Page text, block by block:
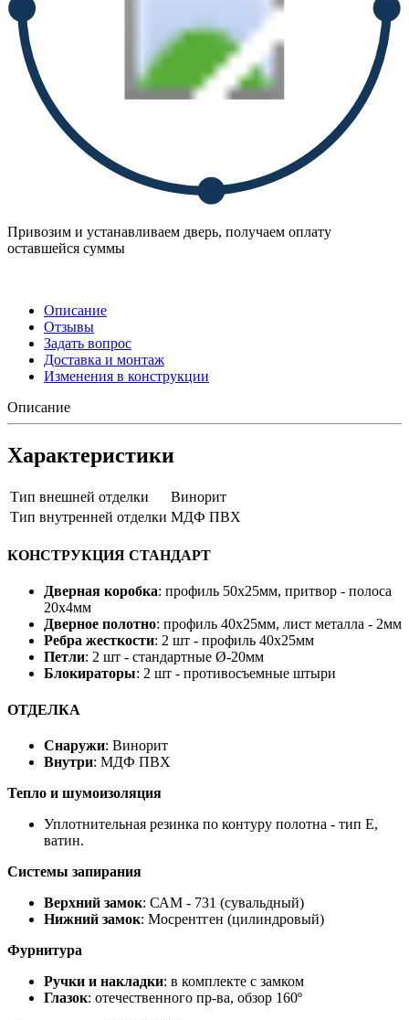
Привозим и устанавливаем дверь, получаем оплату
оставшейся суммы
Описание
Отзывы
Задать вопрос
Доставка и монтаж
Изменения в конструкции
Описание
Характеристики
Тип внешней отделки
Винорит
Тип внутренней отделки МДФ ПВХ
КОНСТРУКЦИЯ СТАНДАРТ
Дверная коробка: профиль 50х25мм, притвор - полоса
20х4мм
Дверное полотно: профиль 40х25мм, лист металла - 2мм
Ребра жесткости: 2 шт - профиль 40х25мм
Петли: 2 шт - стандартные Ø-20мм
Блокираторы: 2 шт - противосъемные штыри
ОТДЕЛКА
Снаружи: Винорит
Внутри: МДФ ПВХ
Тепло и шумоизоляция
Уплотнительная резинка по контуру полотна - тип Е,
ватин.
Системы запирания
Верхний замок: САМ - 731 (сувальдный)
Нижний замок: Мосрентген (цилиндровый)
Фурнитура
Ручки и накладки: в комплекте с замком
Глазок: отечественного пр-ва, обзор 160º